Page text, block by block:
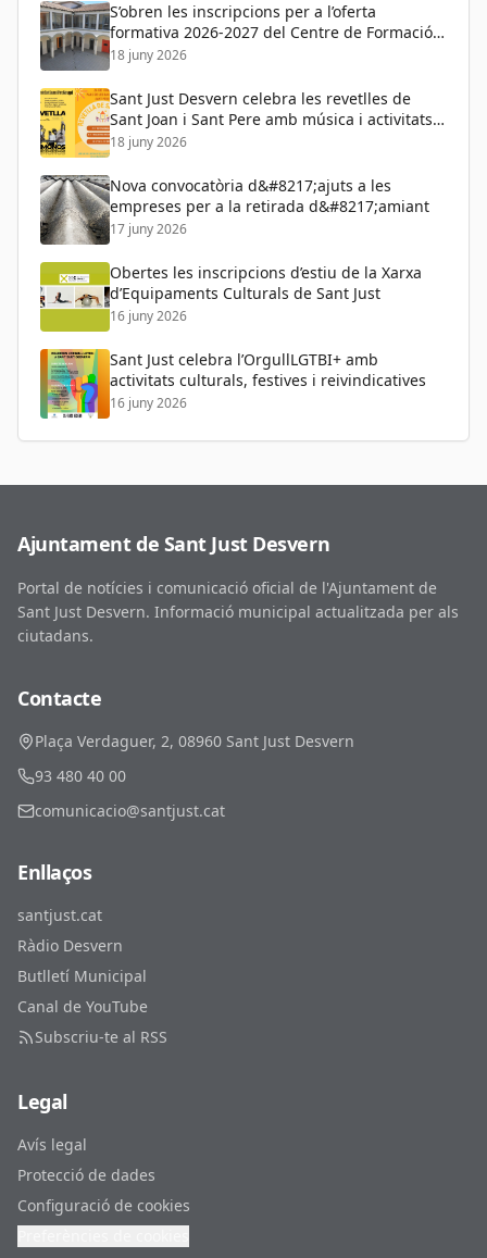
S’obren les inscripcions per a l’oferta
formativa 2026-2027 del Centre de Formació
de Persones Adultes
18 juny 2026
Sant Just Desvern celebra les revetlles de
Sant Joan i Sant Pere amb música i activitats
per a tots els públics
18 juny 2026
Nova convocatòria d&#8217;ajuts a les
empreses per a la retirada d&#8217;amiant
17 juny 2026
Obertes les inscripcions d’estiu de la Xarxa
d’Equipaments Culturals de Sant Just
16 juny 2026
Sant Just celebra l’OrgullLGTBI+ amb
activitats culturals, festives i reivindicatives
16 juny 2026
Ajuntament de Sant Just Desvern
Portal de notícies i comunicació oficial de l'Ajuntament de
Sant Just Desvern. Informació municipal actualitzada per als
ciutadans.
Contacte
Plaça Verdaguer, 2, 08960 Sant Just Desvern
93 480 40 00
comunicacio@santjust.cat
Enllaços
santjust.cat
Ràdio Desvern
Butlletí Municipal
Canal de YouTube
Subscriu-te al RSS
Legal
Avís legal
Protecció de dades
Configuració de cookies